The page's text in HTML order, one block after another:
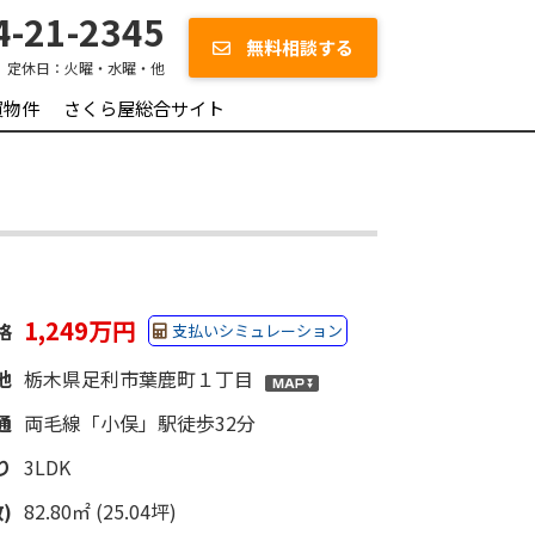
21-2345
定休日： 火曜・水曜・他
無料相談する
件 さくら屋総合サイト
1,249万円 支払いシミュレーション
栃木県足利市葉鹿町１丁目
両毛線「小俣」駅徒歩32分
3LDK
82.80㎡ (25.04坪)